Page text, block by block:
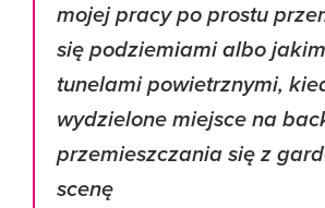
mojej pracy po prostu
się podziemiami albo
tunelami powietrznymi,
wydzielone miejsce na
przemieszczania się z
scenę